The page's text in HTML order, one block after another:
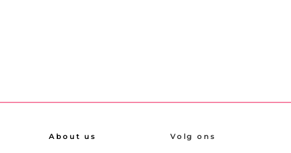
About us Volg ons